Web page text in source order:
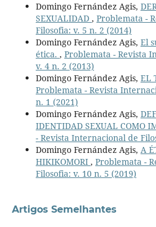
Domingo Fernández Agis,
SEXUALIDAD , Problemata -
Filosofia: v. 5 n. 2 (2014)
Domingo Fernández Agis, El
ética. , Problemata - Revista
v. 4 n. 2 (2013)
Domingo Fernández Agis, EL
Problemata - Revista
n. 1 (2021)
Domingo Fernández Agis,
IDENTIDAD SEXUAL COMO
- Revista Internacional de
Domingo Fernández Agis, A
HIKIKOMORI , Problemata -
Filosofia: v. 10 n. 5 (2019)
Artigos Semelhantes